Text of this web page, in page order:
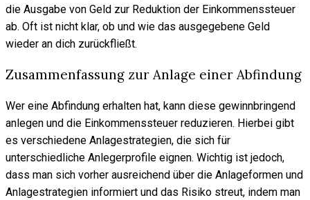
die Ausgabe von Geld zur Reduktion der Einkommenssteuer
ab. Oft ist nicht klar, ob und wie das ausgegebene Geld
wieder an dich zurückfließt.
Zusammenfassung zur Anlage einer Abfindung
Wer eine Abfindung erhalten hat, kann diese gewinnbringend
anlegen und die Einkommenssteuer reduzieren. Hierbei gibt
es verschiedene Anlagestrategien, die sich für
unterschiedliche Anlegerprofile eignen. Wichtig ist jedoch,
dass man sich vorher ausreichend über die Anlageformen und
Anlagestrategien informiert und das Risiko streut, indem man